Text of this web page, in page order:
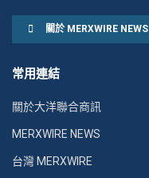
關於 MERXWIRE NEWS
常用連結
關於大洋聯合商訊
MERXWIRE NEWS
台灣 MERXWIRE